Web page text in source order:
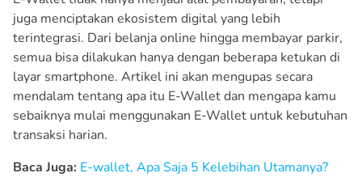
juga menciptakan ekosistem digital yang lebih
terintegrasi. Dari belanja online hingga membayar parkir,
semua bisa dilakukan hanya dengan beberapa ketukan di
layar smartphone. Artikel ini akan mengupas secara
mendalam tentang apa itu E-Wallet dan mengapa kamu
sebaiknya mulai menggunakan E-Wallet untuk kebutuhan
transaksi harian.
Baca Juga: E-wallet, Apa Saja 5 Kelebihan Utamanya?